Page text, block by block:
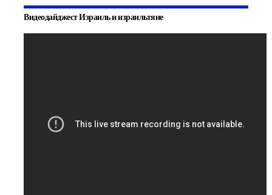
Видеодайджест Израиль и израильтяне